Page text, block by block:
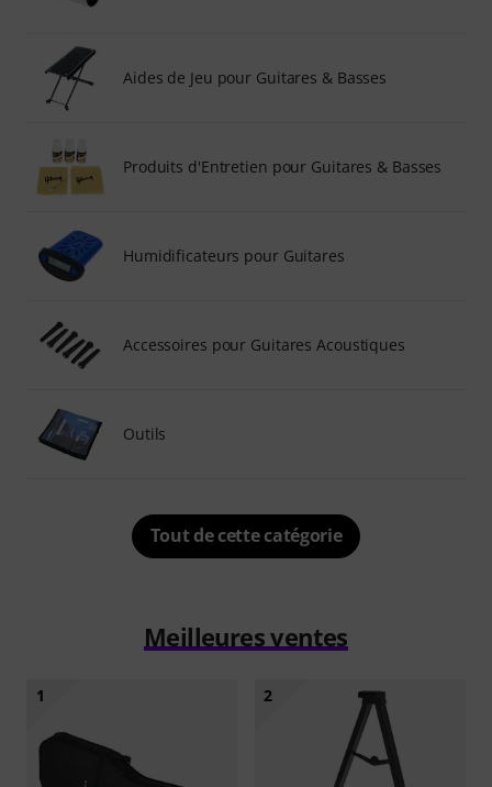
Aides de Jeu pour Guitares & Basses
Produits d'Entretien pour Guitares & Basses
Humidificateurs pour Guitares
Accessoires pour Guitares Acoustiques
Outils
Tout de cette catégorie
Meilleures ventes
1 2